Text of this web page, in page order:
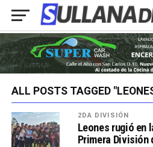
ALL POSTS TAGGED
2DA DIVISIÓN
Leones rugió en
Primera División